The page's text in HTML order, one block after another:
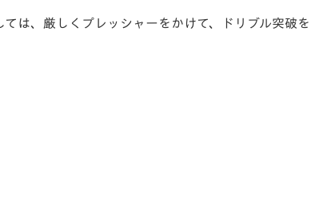
は、厳しくプレッシャーをかけて、ドリブル突破を